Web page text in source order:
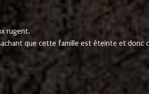
rugent.
que cette famille est éteinte et donc